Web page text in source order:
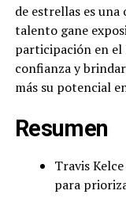
de estrellas es
talento gane
participación en el
confianza y
más su potencial
Resumen
Travis
para